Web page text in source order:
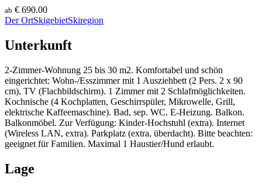
ab € 690.00
Der OrtSkigebietSkiregion
Unterkunft
2-Zimmer-Wohnung 25 bis 30 m2. Komfortabel und schön
eingerichtet: Wohn-/Esszimmer mit 1 Ausziehbett (2 Pers. 2 x 90
cm), TV (Flachbildschirm). 1 Zimmer mit 2 Schlafmöglichkeiten.
Kochnische (4 Kochplatten, Geschirrspüler, Mikrowelle, Grill,
elektrische Kaffeemaschine). Bad, sep. WC. E-Heizung. Balkon.
Balkonmöbel. Zur Verfügung: Kinder-Hochstuhl (extra). Internet
(Wireless LAN, extra). Parkplatz (extra, überdacht). Bitte beachten:
geeignet für Familien. Maximal 1 Haustier/Hund erlaubt.
Lage